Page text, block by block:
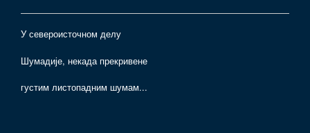
У североисточном делу
Шумадије, некада прекривене
густим листопадним шумам...